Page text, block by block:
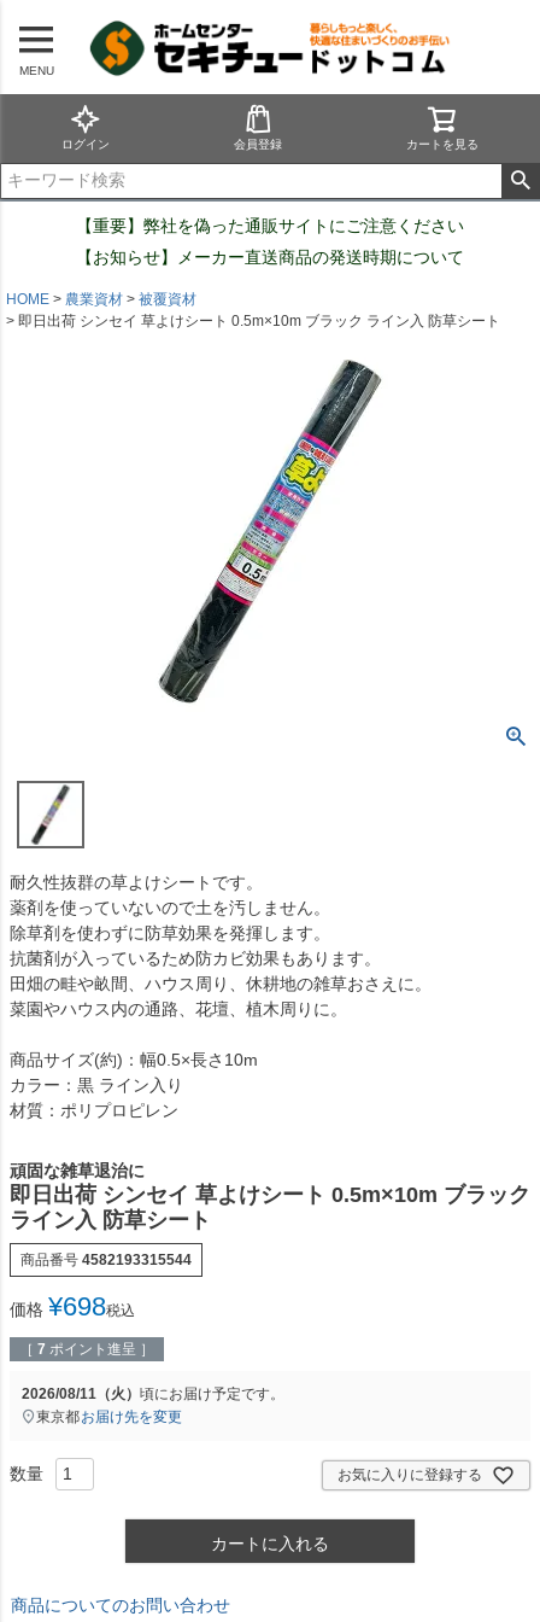
MENU
ログイン 会員登録 カートを見る
【重要】弊社を偽った通販サイトにご注意ください
【お知らせ】メーカー直送商品の発送時期について
HOME 農業資材
被覆資材
即日出荷 シンセイ 草よけシート 0.5m×10m ブラック ライン入 防草シート
耐久性抜群の草よけシートです。
薬剤を使っていないので土を汚しません。
除草剤を使わずに防草効果を発揮します。
抗菌剤が入っているため防カビ効果もあります。
田畑の畦や畝間、ハウス周り、休耕地の雑草おさえに。
菜園やハウス内の通路、花壇、植木周りに。
商品サイズ(約)：幅0.5×長さ10m
カラー：黒 ライン入り
材質：ポリプロピレン
頑固な雑草退治に
即日出荷 シンセイ 草よけシート 0.5m×10m ブラック
ライン入 防草シート
商品番号 4582193315544
価格 ¥698税込
［ 7 ポイント進呈 ］
2026/08/11（火） 頃にお届け予定です。
東京都お届け先を変更
お気に入りに登録する
カートに入れる
商品についてのお問い合わせ